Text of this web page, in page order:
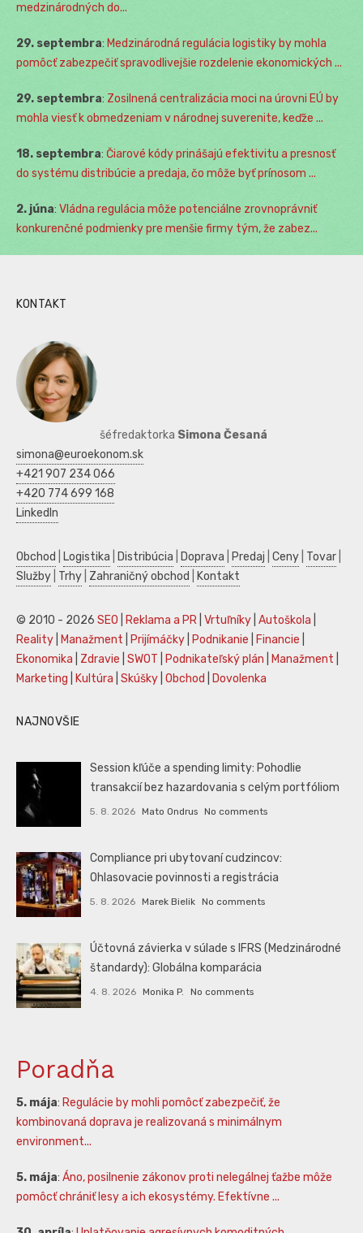
medzinárodných do...
29. septembra: Medzinárodná regulácia logistiky by mohla
pomôcť zabezpečiť spravodlivejšie rozdelenie ekonomických ...
29. septembra: Zosilnená centralizácia moci na úrovni EÚ by
mohla viesť k obmedzeniam v národnej suverenite, keďže ...
18. septembra: Čiarové kódy prinášajú efektivitu a presnosť
do systému distribúcie a predaja, čo môže byť prínosom ...
2. júna: Vládna regulácia môže potenciálne zrovnoprávniť
konkurenčné podmienky pre menšie firmy tým, že zabez...
KONTAKT
šéfredaktorka Simona Česaná
simona@euroekonom.sk
+421 907 234 066
+420 774 699 168
LinkedIn
Obchod Logistika Distribúcia Doprava Predaj Ceny Tovar
Služby Trhy Zahraničný obchod Kontakt
© 2010 - 2026 SEO Reklama a PR Vrtuľníky Autoškola
Reality
Manažment Prijímáčky Podnikanie Financie
Ekonomika
Zdravie SWOT Podnikateľský plán Manažment
Marketing
Kultúra Skúšky Obchod Dovolenka
NAJNOVŠIE
Session kľúče a spending limity: Pohodlie
transakcií bez hazardovania s celým portfóliom
5. 8. 2026 Mato Ondrus No comments
Compliance pri ubytovaní cudzincov:
Ohlasovacie povinnosti a registrácia
5. 8. 2026 Marek Bielik No comments
Účtovná závierka v súlade s IFRS (Medzinárodné
štandardy): Globálna komparácia
4. 8. 2026 Monika P. No comments
Poradňa
5. mája: Regulácie by mohli pomôcť zabezpečiť, že
kombinovaná doprava je realizovaná s minimálnym
environment...
5. mája: Áno, posilnenie zákonov proti nelegálnej ťažbe môže
pomôcť chrániť lesy a ich ekosystémy. Efektívne ...